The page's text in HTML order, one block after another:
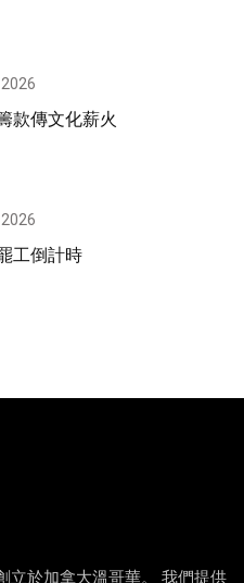
款傳文化薪火
工倒計時
立於加拿大溫哥華。 我們提供